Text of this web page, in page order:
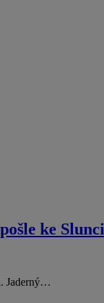
ke Slunci
Jaderný…